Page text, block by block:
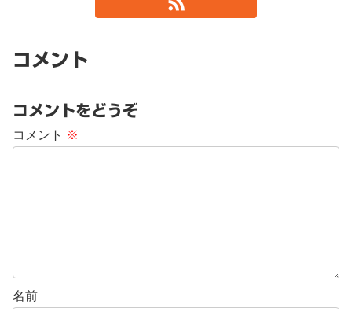
コメント
コメントをどうぞ
コメント ※
名前